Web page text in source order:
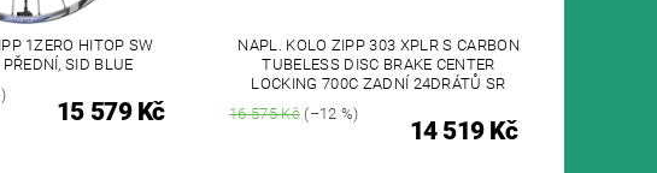
1ZERO HITOP SW
SID BLUE
15 579 Kč
NAPL. KOLO ZIPP 303 XPLR S CARBON
TUBELESS DISC BRAKE CENTER
LOCKING 700C ZADNÍ 24DRÁTŮ SR
16 575 Kč(–12 %)
14 519 Kč